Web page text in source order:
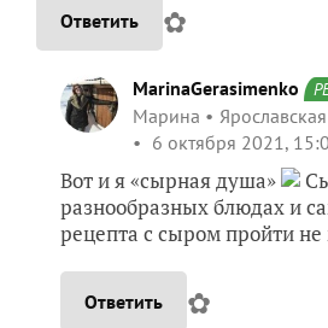
Ответить ✿
MarinaGerasimenko
Марина
6 октября 2021,
Вот и я «сырная душа»
разнообразных блюдах и
рецепта с сыром пройти не
Ответить ✿